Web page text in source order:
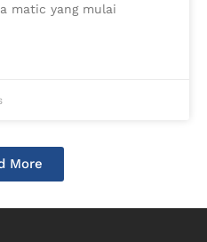
matic yang mulai
More